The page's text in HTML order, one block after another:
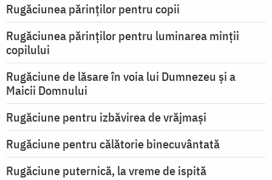
Rugăciunea părinților pentru copii
Rugăciunea părinților pentru luminarea minţii
copilului
Rugăciune de lăsare în voia lui Dumnezeu şi a
Maicii Domnului
Rugăciune pentru izbăvirea de vrăjmași
Rugăciune pentru călătorie binecuvântată
Rugăciune puternică, la vreme de ispită